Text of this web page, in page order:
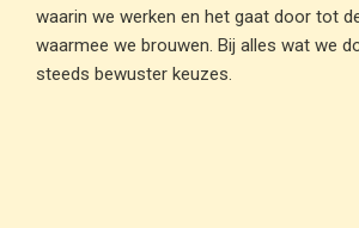
waarin we werken en het gaat door tot
waarmee we brouwen. Bij alles wat we
steeds bewuster keuzes.